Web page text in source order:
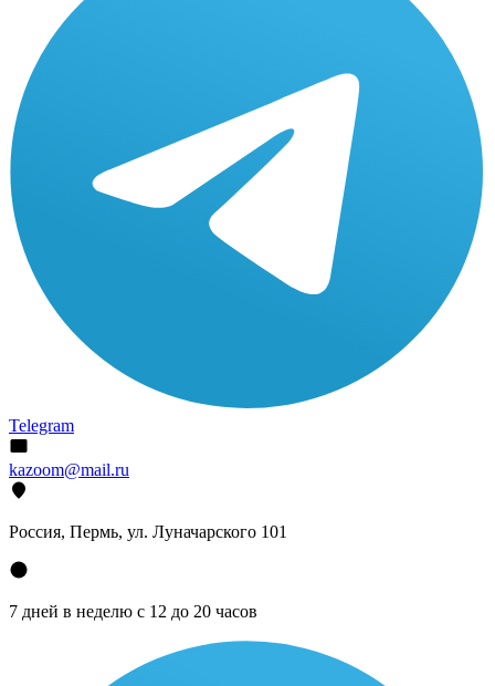
Telegram
kazoom@mail.ru
Россия, Пермь, ул. Луначарского 101
7 дней в неделю с 12 до 20 часов